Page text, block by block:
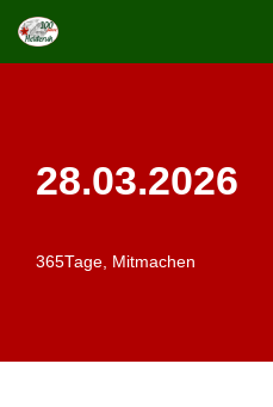
Zum
28.03.2026
365Tage Mitmachen